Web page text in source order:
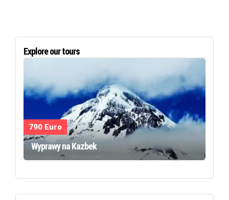
Explore our tours
790 Euro
Wyprawy na Kazbek